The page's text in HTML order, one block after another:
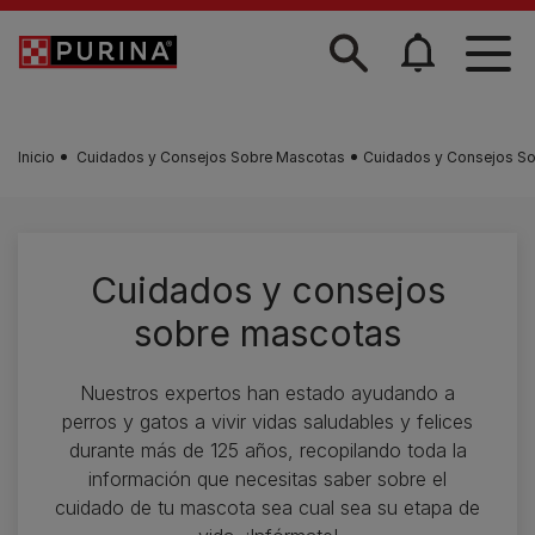
Skip to main content
Inicio Cuidados y Consejos Sobre Mascotas Cuidados y Consejos
Cuidados y consejos
sobre mascotas
Nuestros expertos han estado ayudando a
perros y gatos a vivir vidas saludables y felices
durante más de 125 años, recopilando toda la
información que necesitas saber sobre el
cuidado de tu mascota sea cual sea su etapa de